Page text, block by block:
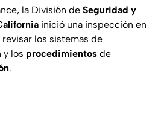
la División de Seguridad y
inició una inspección en
revisar los sistemas de
y los procedimientos de
.